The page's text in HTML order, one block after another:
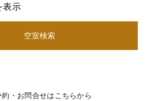
表示
空室検索
約・お問合せはこちらから